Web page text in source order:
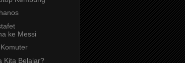
ke Messi
Kita Belajar?